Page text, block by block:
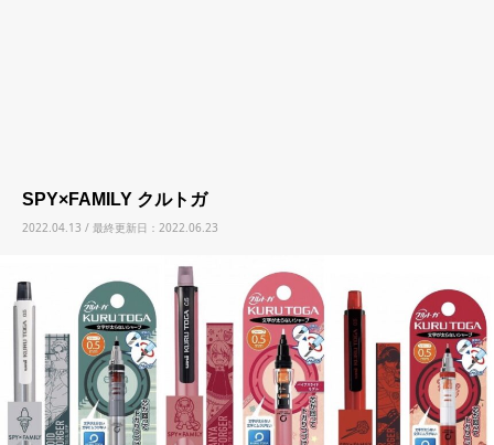
SPY×FAMILY クルトガ
2022.04.13 / 最終更新日：2022.06.23